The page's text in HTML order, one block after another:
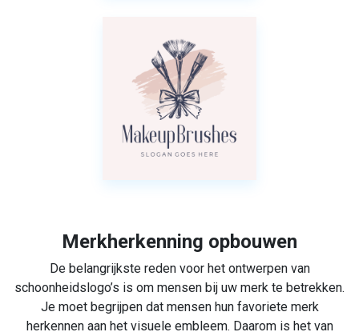
Merkherkenning opbouwen
De belangrijkste reden voor het ontwerpen van
schoonheidslogo’s is om mensen bij uw merk te betrekken.
Je moet begrijpen dat mensen hun favoriete merk
herkennen aan het visuele embleem. Daarom is het van